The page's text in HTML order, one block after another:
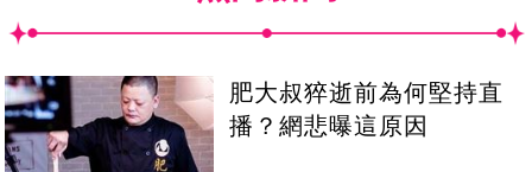
肥大叔猝逝前為何堅持直
播？網悲曝這原因